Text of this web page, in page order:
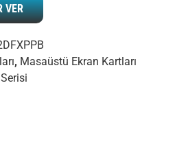
VER
, Masaüstü Ekran Kartları